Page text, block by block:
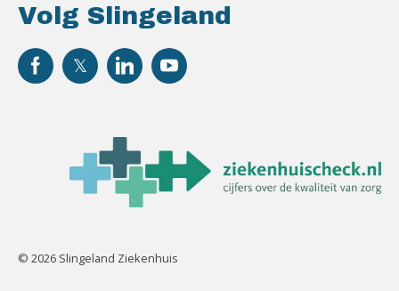
Volg Slingeland
© 2026 Slingeland Ziekenhuis